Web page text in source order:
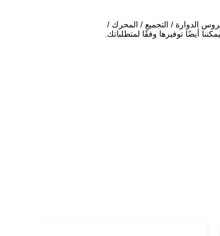
الدوارة / التجميع / المحرك /
أيضًا توفيرها وفقًا لمتطلباتك.